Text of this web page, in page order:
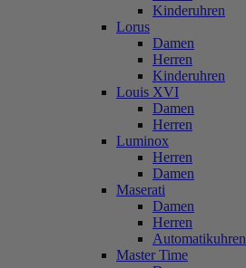
Kinderuhren
Lorus
Damen
Herren
Kinderuhren
Louis XVI
Damen
Herren
Luminox
Herren
Damen
Maserati
Damen
Herren
Automatikuhren
Master Time